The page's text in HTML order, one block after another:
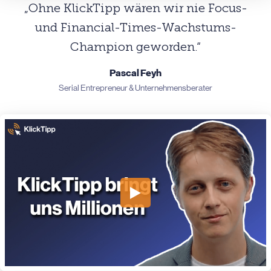
„Ohne KlickTipp wären wir nie Focus-
und Financial-Times-Wachstums-
Champion geworden.“
Pascal Feyh
Serial Entrepreneur & Unternehmensberater